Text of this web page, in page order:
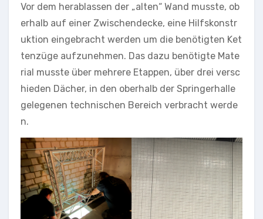
Vor dem herablassen der „alten“ Wand musste, ob
erhalb auf einer Zwischendecke, eine Hilfskonstr
uktion eingebracht werden um die benötigten Ket
tenzüge aufzunehmen. Das dazu benötigte Mate
rial musste über mehrere Etappen, über drei versc
hieden Dächer, in den oberhalb der Springerhalle
gelegenen technischen Bereich verbracht werde
n.